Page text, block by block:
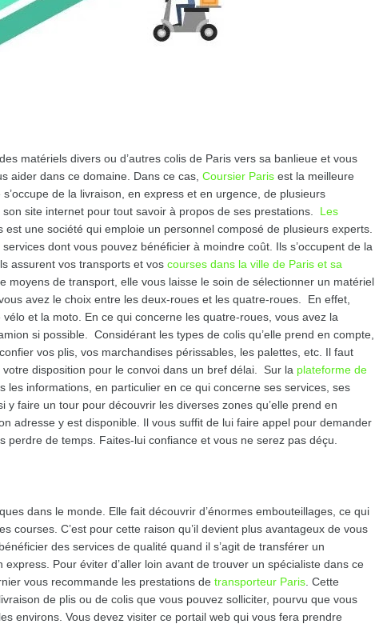
matériels divers ou d’autres colis de Paris vers sa banlieue et vous
aider dans ce domaine. Dans ce cas, Coursier Paris est la meilleure
de la livraison, en express et en urgence, de plusieurs
site internet pour tout savoir à propos de ses prestations. Les
est une société qui emploie un personnel composé de plusieurs experts.
dont vous pouvez bénéficier à moindre coût. Ils s’occupent de la
assurent vos transports et vos courses dans la ville de Paris et sa
moyens de transport, elle vous laisse le soin de sélectionner un matériel
avez le choix entre les deux-roues et les quatre-roues. En effet,
et la moto. En ce qui concerne les quatre-roues, vous avez la
si possible. Considérant les types de colis qu’elle prend en compte,
vos plis, vos marchandises périssables, les palettes, etc. Il faut
disposition pour le convoi dans un bref délai. Sur la plateforme de
les informations, en particulier en ce qui concerne ses services, ses
y faire un tour pour découvrir les diverses zones qu’elle prend en
adresse y est disponible. Il vous suffit de lui faire appel pour demander
perdre de temps. Faites-lui confiance et vous ne serez pas déçu.
dans le monde. Elle fait découvrir d’énormes embouteillages, ce qui
courses. C’est pour cette raison qu’il devient plus avantageux de vous
des services de qualité quand il s’agit de transférer un
Pour éviter d’aller loin avant de trouver un spécialiste dans ce
vous recommande les prestations de transporteur Paris . Cette
de plis ou de colis que vous pouvez solliciter, pourvu que vous
environs. Vous devez visiter ce portail web qui vous fera prendre